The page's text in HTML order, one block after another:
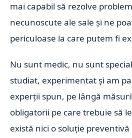
mai capabil să rezolve
necunoscute ale sale și ne
periculoase la care putem fi
Nu sunt medic, nu sunt
studiat, experimentat și am
experții spun, pe lângă
obligatorii pe care trebuie să
există nici o soluție